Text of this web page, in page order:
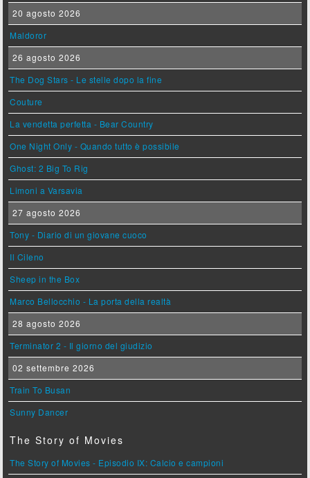
20 agosto 2026
Maldoror
26 agosto 2026
The Dog Stars - Le stelle dopo la fine
Couture
La vendetta perfetta - Bear Country
One Night Only - Quando tutto è possibile
Ghost: 2 Big To Rig
Limoni a Varsavia
27 agosto 2026
Tony - Diario di un giovane cuoco
Il Cileno
Sheep in the Box
Marco Bellocchio - La porta della realtà
28 agosto 2026
Terminator 2 - Il giorno del giudizio
02 settembre 2026
Train To Busan
Sunny Dancer
The Story of Movies
The Story of Movies - Episodio IX: Calcio e campioni